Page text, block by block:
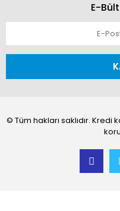
E-
© Tüm hakları saklıdır. Kredi